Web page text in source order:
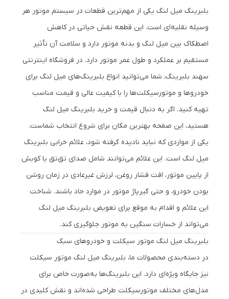
بلبرینگ میل لنگ یکی از مهم‌ترین قطعات در سیستم موتور هر
وسیله نقلیه‌ای است. این قطعه نقش حیاتی در کاهش
اصطکاک بین میل لنگ و بدنه موتور دارد و سلامت آن تأثیر
مستقیم بر عملکرد و طول عمر موتور دارد. در فروشگاه اینترنتی
سهند بلبرینگ، شما می‌توانید انواع بلبرینگ‌های میل لنگ برای
خودروها و موتورسیکلت‌ها را با کیفیت عالی و قیمت مناسب
تهیه کنید. اگر به دنبال قیمت و خرید بلبرینگ میل لنگ
هستید، این صفحه بهترین مکان برای شروع انتخاب شماست.
یکی از مواردی که نباید نادیده گرفته شود، علائم خرابی بلبرینگ
میل لنگ است. این علائم می‌توانند شامل صدای تق‌تق یا کوبش
از پایین موتور، افت فشار روغن، لرزش غیرعادی در زمان روشن
بودن خودرو، و حتی گیرپاژ موتور در موارد حاد باشند. شناخت
این علائم و اقدام به موقع برای تعویض بلبرینگ میل لنگ
می‌تواند از خسارات سنگین به موتور جلوگیری کند.
بلبرینگ میل لنگ موتور سیکلت و خودروهای سبک
در دسته‌بندی محصولات ما، بلبرینگ میل لنگ موتور سیکلت
نیز جایگاه ویژه‌ای دارد. این بلبرینگ‌ها به‌صورت خاص برای
مدل‌های مختلف موتورسیکلت طراحی شده‌اند و نقش کلیدی در